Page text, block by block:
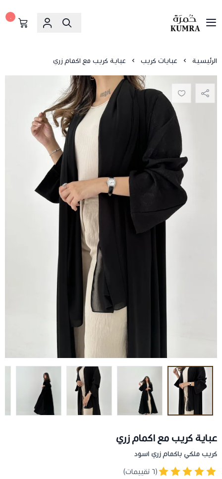
خمرة
٠
الرئيسية عبايات كريب عباية كريب مع اكمام زري
عباية كريب مع اكمام زري
كريب ملكي باكمام زري اسود
(٦ تقييمات)